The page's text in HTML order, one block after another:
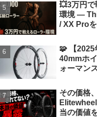
💥3万円
環境 ―
/ XX Pro
🧩 【2025
40mmホ
ォーマン
その価格
当の価値